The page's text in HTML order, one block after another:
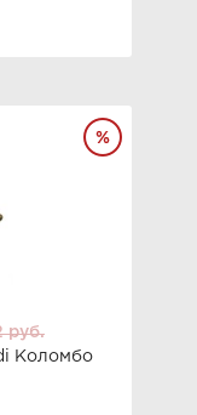
руб.
Коломбо